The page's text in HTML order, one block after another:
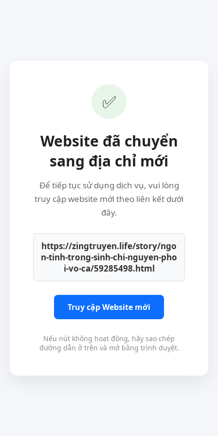
✅
Website đã chuyển
sang địa chỉ mới
Để tiếp tục sử dụng dịch vụ, vui lòng
truy cập website mới theo liên kết dưới
đây.
https://zingtruyen.life/story/ngo
n-tinh-trong-sinh-chi-nguyen-pho
i-vo-ca/59285498.html
Truy cập Website mới
Nếu nút không hoạt động, hãy sao chép
đường dẫn ở trên và mở bằng trình duyệt.